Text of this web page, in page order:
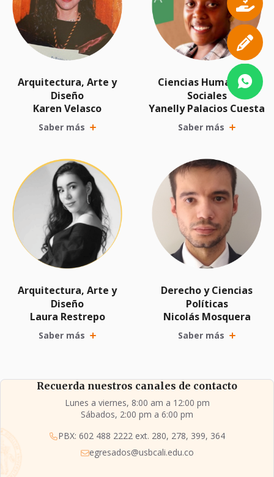
Arquitectura, Arte y
Diseño
Karen Velasco
Saber más
Ciencias Humanas y
Sociales
Yanelly Palacios Cuesta
Saber más
Arquitectura, Arte y
Diseño
Laura Restrepo
Saber más
Derecho y Ciencias
Políticas
Nicolás Mosquera
Saber más
Recuerda nuestros canales de contacto
Lunes a viernes, 8:00 am a 12:00 pm
Sábados, 2:00 pm a 6:00 pm
PBX: 602 488 2222 ext. 280, 278, 399, 364
egresados@usbcali.edu.co